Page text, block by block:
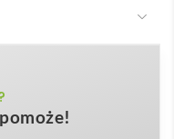
a
garderoby
czerwony,